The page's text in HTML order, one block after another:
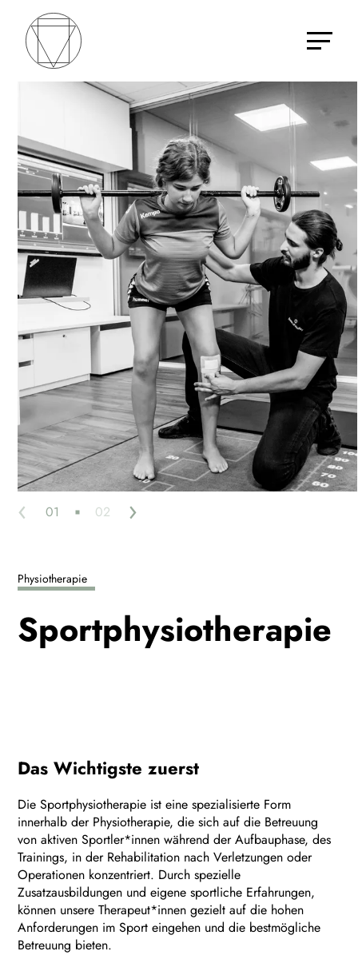
Physiotherapie
Sportphysio­therapie
‹ 01 02 ›
Das Wichtigste zuerst
Die Sportphysiotherapie ist eine spezialisierte Form
innerhalb der Physiotherapie, die sich auf die Betreuung
von aktiven Sportler*innen während der Aufbauphase, des
Trainings, in der Rehabilitation nach Verletzungen oder
Operationen konzentriert. Durch spezielle
Zusatzausbildungen und eigene sportliche Erfahrungen,
können unsere Therapeut*innen gezielt auf die hohen
Anforderungen im Sport eingehen und die bestmögliche
Betreuung bieten.